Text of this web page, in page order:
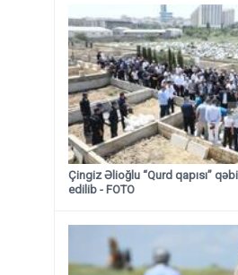
Çingiz Əlioğlu “Qurd qapısı”
edilib - FOTO